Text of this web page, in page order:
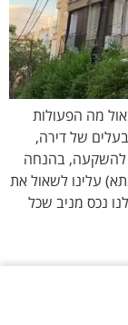
מה הפעולות
של דירה,
להשקעה, בהנחה
עלינו לשאול את
נכס מניב שכל